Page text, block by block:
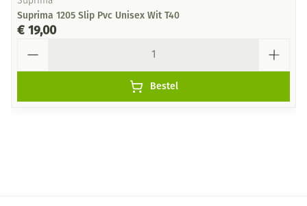
Suprima 1205 Slip Pvc Unisex Wit T40
€ 19,00
Bestel